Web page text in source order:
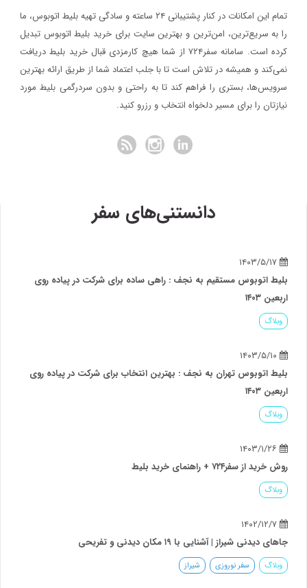
تمام این امکانات در کنار پشتیبانی‌ ۲۴ ساعته و سادگی تهیه بلیط اتوبوس، ما
را به سریع‌ترین، امن‌ترین و بهترین سایت برای خرید بلیط اتوبوس تبدیل
کرده است. سامانه سفر۷۲۴ از شما هیچ کارمزدی قبال خرید بلیط دریافت
نمی‌کند و همیشه در تلاش است تا با جلب اعتماد شما از طریق ارائه بهترین
سرویس‌ها، بستری را فراهم کند تا به راحتی و بدون سردرگمی بلیط مورد
نیازتان را برای مسیر دلخواه انتخاب و رزرو کنید.
دانستنی‌های سفر
بلیط اتوبوس مستقیم به نجف : راهی ساده برای شرکت در پیاده روی
اربعین ۱۴۰۳
وبلاگ
بلیط اتوبوس تهران به نجف : بهترین انتخاب برای شرکت در پیاده روی
اربعین ۱۴۰۳
وبلاگ
روش خرید از سفر۷۲۴ + راهنمای خرید بلیط
وبلاگ
جاهای دیدنی شیراز | آشنایی با ۱۹ مکان دیدنی و تفریحی
وبلاگ سفر نوروزی شیراز